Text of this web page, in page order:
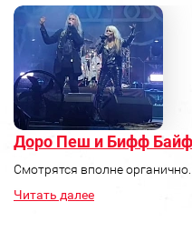
Доро Пеш и Бифф
Смотрятся вполне органично.
Читать далее